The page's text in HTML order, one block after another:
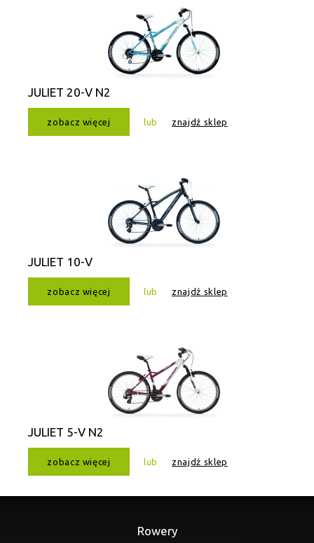
JULIET 20-V N2
zobacz więcej lub znajdź sklep
JULIET 10-V
zobacz więcej lub znajdź sklep
JULIET 5-V N2
zobacz więcej lub znajdź sklep
Rowery